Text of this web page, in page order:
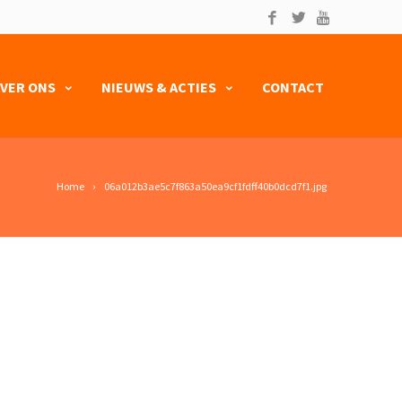
ONS NIEUWS & ACTIES CONTACT
Home 06a012b3ae5c7f863a50ea9cf1fdff40b0dcd7f1.jpg